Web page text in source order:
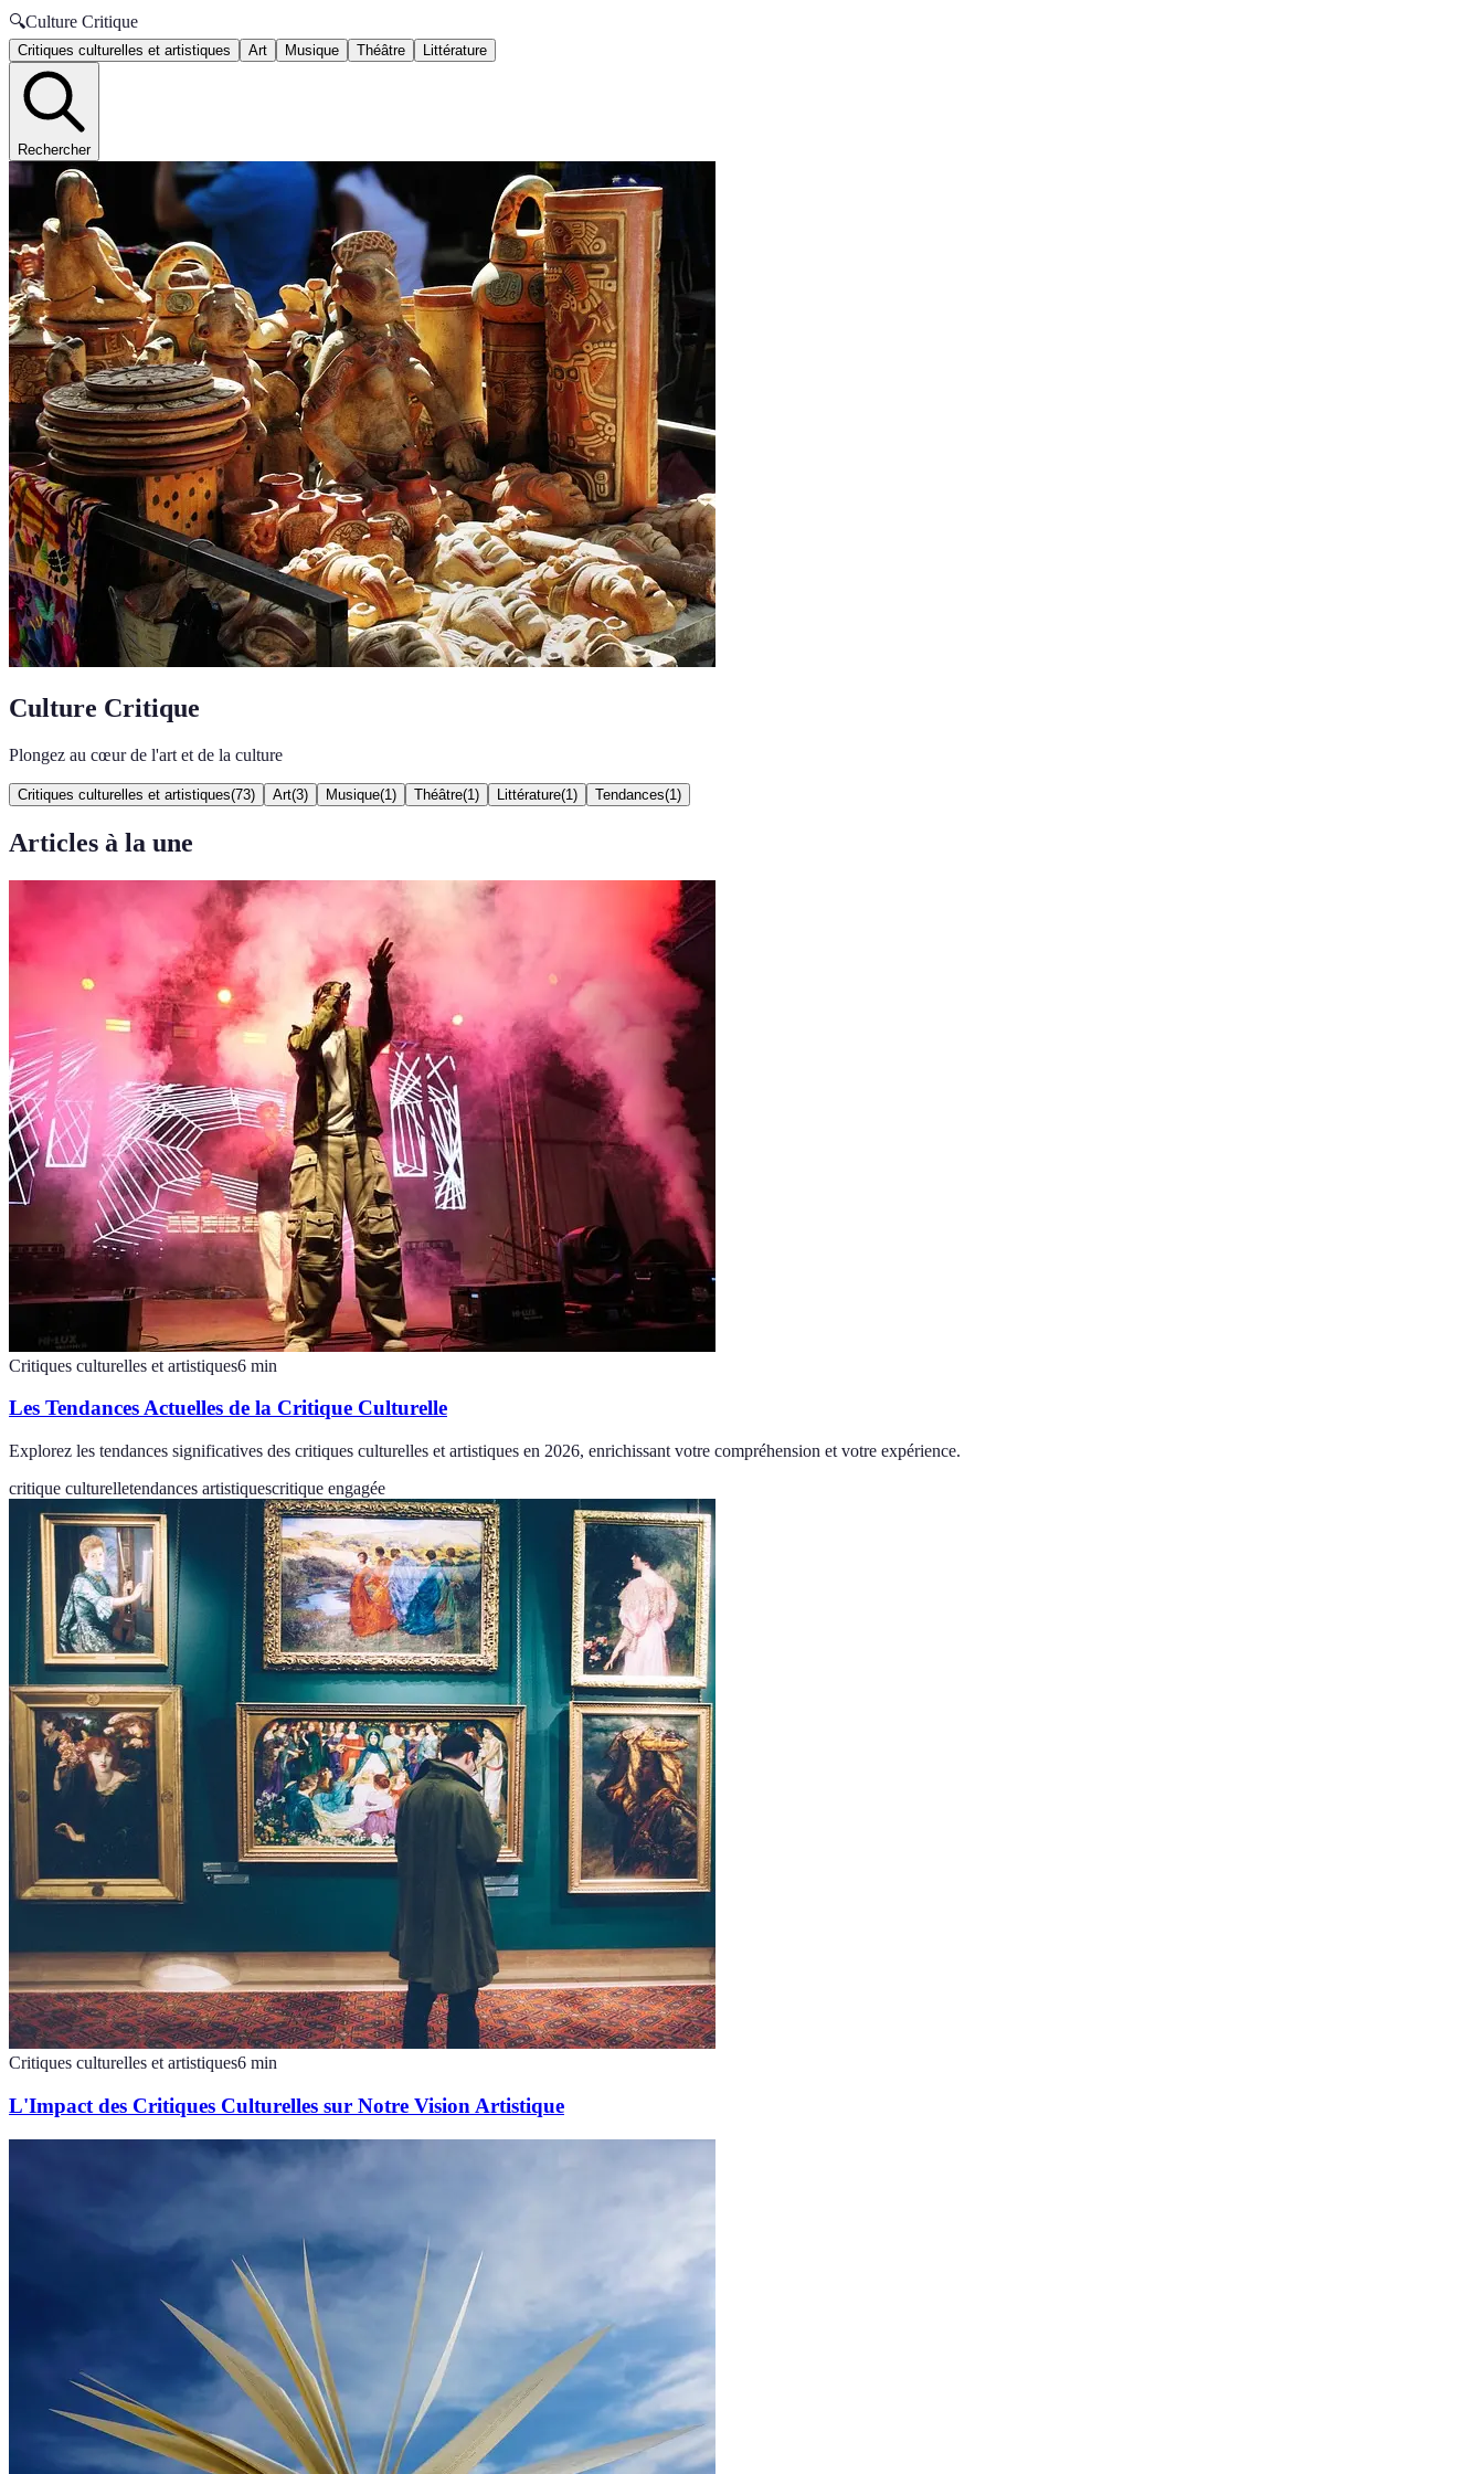
🔍Culture Critique
Critiques culturelles et artistiques Art Musique Théâtre Littérature
Rechercher
Culture Critique
Plongez au cœur de l'art et de la culture
Critiques culturelles et artistiques(73) Art(3) Musique(1 ) Théâtre(1 ) Littérature(1 ) Tendances(1 )
Articles à la une
Critiques culturelles et artistiques6 min
Les Tendances Actuelles de la Critique Culturelle
Explorez les tendances significatives des critiques culturelles et artistiques en 2026, enrichissant votre compréhension et votre expérience.
critique culturelletendances artistiquescritique engagée
Critiques culturelles et artistiques6 min
L'Impact des Critiques Culturelles sur Notre Vision Artistique